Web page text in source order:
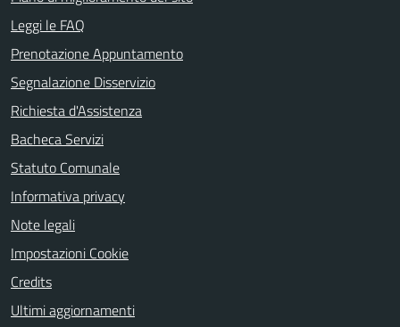
Leggi le FAQ
Prenotazione Appuntamento
Segnalazione Disservizio
Richiesta d'Assistenza
Bacheca Servizi
Statuto Comunale
Informativa privacy
Note legali
Impostazioni Cookie
Credits
Ultimi aggiornamenti